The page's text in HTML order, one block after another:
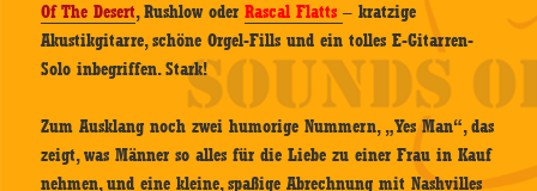
Of The Desert, Rushlow oderRascal Flatts – kratzige
Akustikgitarre, schöne Orgel-Fills und ein tolles E-Gitarren-
Solo inbegriffen. Stark!
Zum Ausklang noch zwei humorige Nummern, „Yes Man“, das
zeigt, was Männer so alles für die Liebe zu einer Frau in Kauf
nehmen, und eine kleine, spaßige Abrechnung mit Nashvilles